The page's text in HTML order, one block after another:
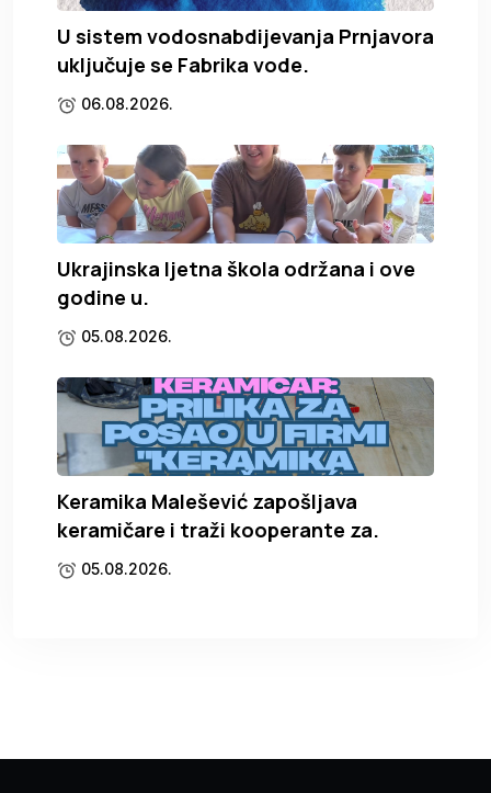
U sistem vodosnabdijevanja Prnjavora
uključuje se Fabrika vode.
06.08.2026.
Ukrajinska ljetna škola održana i ove
godine u.
05.08.2026.
Keramika Malešević zapošljava
keramičare i traži kooperante za.
05.08.2026.